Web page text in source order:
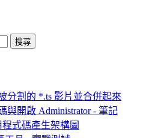
分割的 *.ts 影片並合併起來
與開啟 Administrator - 筆記
程式碼產生架構圖